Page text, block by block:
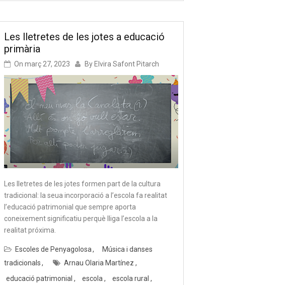
Les lletretes de les jotes a educació
primària
Onmarç 27, 2023 By Elvira Safont Pitarch
Les lletretes de les jotes formen part de la cultura
tradicional: la seua incorporació a l’escola fa realitat
l’educació patrimonial que sempre aporta
coneixement significatiu perquè lliga l’escola a la
realitat próxima.
Escoles de Penyagolosa
Música i danses
tradicionals
Arnau Olaria Martínez
educació patrimonial
escola escola rural